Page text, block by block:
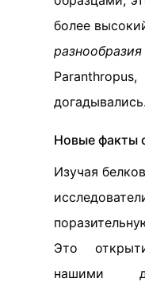
более
разнообразия
догадывались.
Новые факты
Изучая
Это
нашими